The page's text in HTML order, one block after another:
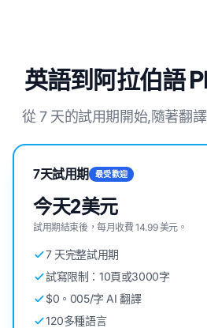
英語到阿拉伯語
從 7 天的試用期開始,隨著翻
7天試用期 最受歡迎
今天2美元
試用期結束後，每月收費 14.99 美元。
7 天完整試用期
試寫限制：10頁或3000字
$0。005/字 AI 翻譯
120多種語言